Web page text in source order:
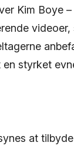
Kim Boye
styrket
at